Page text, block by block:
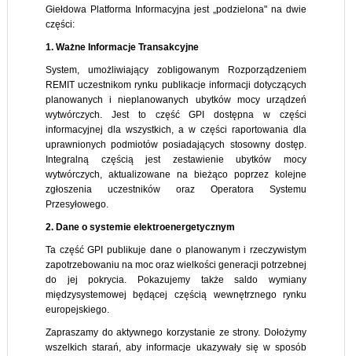
Giełdowa Platforma Informacyjna jest „podzielona" na dwie
części:
1. Ważne Informacje Transakcyjne
System, umożliwiający zobligowanym Rozporządzeniem
REMIT uczestnikom rynku publikacje informacji dotyczących
planowanych i nieplanowanych ubytków mocy urządzeń
wytwórczych. Jest to część GPI dostępna w części
informacyjnej dla wszystkich, a w części raportowania dla
uprawnionych podmiotów posiadających stosowny dostęp.
Integralną częścią jest zestawienie ubytków mocy
wytwórczych, aktualizowane na bieżąco poprzez kolejne
zgłoszenia uczestników oraz Operatora Systemu
Przesyłowego.
2. Dane o systemie elektroenergetycznym
Ta część GPI publikuje dane o planowanym i rzeczywistym
zapotrzebowaniu na moc oraz wielkości generacji potrzebnej
do jej pokrycia. Pokazujemy także saldo wymiany
międzysystemowej będącej częścią wewnętrznego rynku
europejskiego.
Zapraszamy do aktywnego korzystanie ze strony. Dołożymy
wszelkich starań, aby informacje ukazywały się w sposób